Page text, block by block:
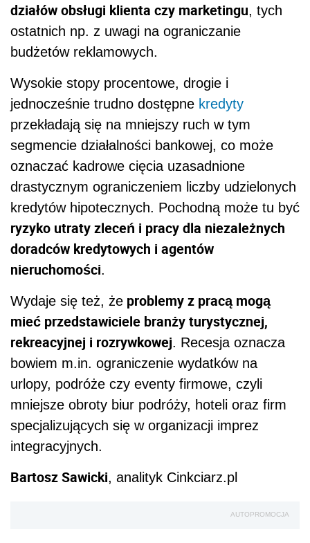
działów obsługi klienta czy marketingu, tych
ostatnich np. z uwagi na ograniczanie
budżetów reklamowych.
Wysokie stopy procentowe, drogie i
jednocześnie trudno dostępne kredyty
przekładają się na mniejszy ruch w tym
segmencie działalności bankowej, co może
oznaczać kadrowe cięcia uzasadnione
drastycznym ograniczeniem liczby udzielonych
kredytów hipotecznych. Pochodną może tu być
ryzyko utraty zleceń i pracy dla niezależnych
doradców kredytowych i agentów
nieruchomości.
Wydaje się też, że problemy z pracą mogą
mieć przedstawiciele branży turystycznej,
rekreacyjnej i rozrywkowej. Recesja oznacza
bowiem m.in. ograniczenie wydatków na
urlopy, podróże czy eventy firmowe, czyli
mniejsze obroty biur podróży, hoteli oraz firm
specjalizujących się w organizacji imprez
integracyjnych.
Bartosz Sawicki, analityk Cinkciarz.pl
AUTOPROMOCJA